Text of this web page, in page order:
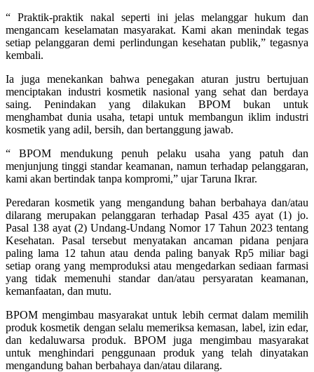
“ Praktik-praktik nakal seperti ini jelas melanggar hukum dan
mengancam keselamatan masyarakat. Kami akan menindak tegas
setiap pelanggaran demi perlindungan kesehatan publik,” tegasnya
kembali.
Ia juga menekankan bahwa penegakan aturan justru bertujuan
menciptakan industri kosmetik nasional yang sehat dan berdaya
saing. Penindakan yang dilakukan BPOM bukan untuk
menghambat dunia usaha, tetapi untuk membangun iklim industri
kosmetik yang adil, bersih, dan bertanggung jawab.
“ BPOM mendukung penuh pelaku usaha yang patuh dan
menjunjung tinggi standar keamanan, namun terhadap pelanggaran,
kami akan bertindak tanpa kompromi,” ujar Taruna Ikrar.
Peredaran kosmetik yang mengandung bahan berbahaya dan/atau
dilarang merupakan pelanggaran terhadap Pasal 435 ayat (1) jo.
Pasal 138 ayat (2) Undang-Undang Nomor 17 Tahun 2023 tentang
Kesehatan. Pasal tersebut menyatakan ancaman pidana penjara
paling lama 12 tahun atau denda paling banyak Rp5 miliar bagi
setiap orang yang memproduksi atau mengedarkan sediaan farmasi
yang tidak memenuhi standar dan/atau persyaratan keamanan,
kemanfaatan, dan mutu.
BPOM mengimbau masyarakat untuk lebih cermat dalam memilih
produk kosmetik dengan selalu memeriksa kemasan, label, izin edar,
dan kedaluwarsa produk. BPOM juga mengimbau masyarakat
untuk menghindari penggunaan produk yang telah dinyatakan
mengandung bahan berbahaya dan/atau dilarang.